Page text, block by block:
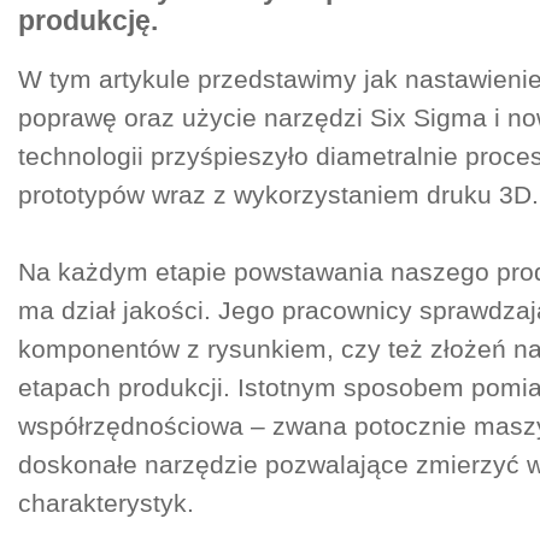
produkcję.
W tym artykule przedstawimy jak
poprawę oraz użycie narzędzi Six Sigma i
technologii przyśpieszyło diametralnie
prototypów wraz z wykorzystaniem druku 3D.
Na każdym etapie powstawania naszego
ma dział jakości. Jego pracownicy
komponentów z rysunkiem, czy też złożeń
etapach produkcji. Istotnym sposobem
współrzędnościowa – zwana potocznie
doskonałe narzędzie pozwalające zmierzyć
charakterystyk.